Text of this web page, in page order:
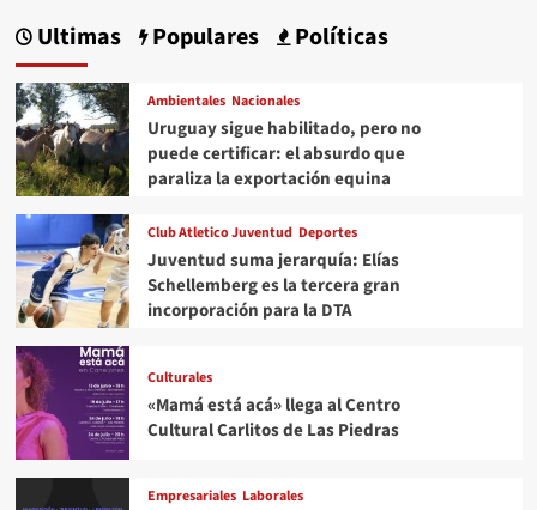
Ultimas Populares Políticas
Ambientales Nacionales
Uruguay sigue habilitado, pero no
puede certificar: el absurdo que
paraliza la exportación equina
Club Atletico Juventud Deportes
Juventud suma jerarquía: Elías
Schellemberg es la tercera gran
incorporación para la DTA
Culturales
«Mamá está acá» llega al Centro
Cultural Carlitos de Las Piedras
Empresariales Laborales